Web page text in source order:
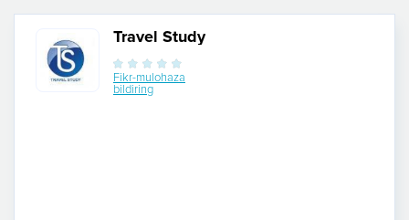
Travel Study
Fikr-mulohaza
bildiring